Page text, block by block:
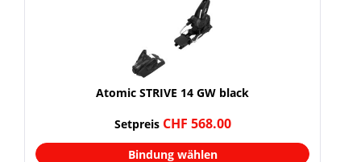
Atomic STRIVE 14 GW black
Setpreis CHF 568.00
Bindung wählen